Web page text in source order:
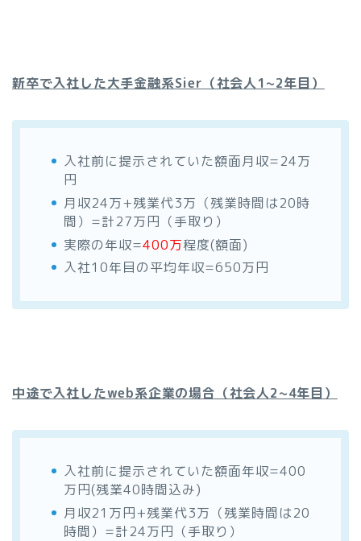
新卒で入社した大手金融系Sier（社会人1~2年目）
入社前に提示されていた額面月収=24万
円
月収24万+残業代3万（残業時間は20時
間）=計27万円（手取り）
実際の年収=400万程度(額面)
入社10年目の平均年収=650万円
中途で入社したweb系企業の場合（社会人2~4年目）
入社前に提示されていた額面年収=400
万円(残業40時間込み)
月収21万円+残業代3万（残業時間は20
時間）=計24万円（手取り）